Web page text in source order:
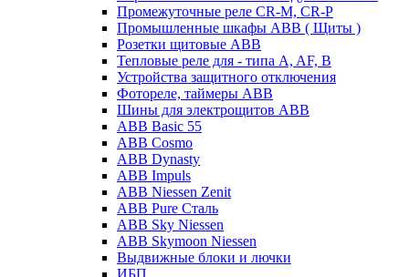
Промежуточные реле CR-M, CR-P
Промышленные шкафы ABB ( Щиты )
Розетки щитовые ABB
Тепловые реле для - типа A, AF, B
Устройства защитного отключения
Фотореле, таймеры ABB
Шины для электрощитов АВВ
ABB Basic 55
ABB Cosmo
ABB Dynasty
ABB Impuls
ABB Niessen Zenit
ABB Pure Сталь
ABB Sky Niessen
ABB Skymoon Niessen
Выдвижные блоки и лючки
ИБП